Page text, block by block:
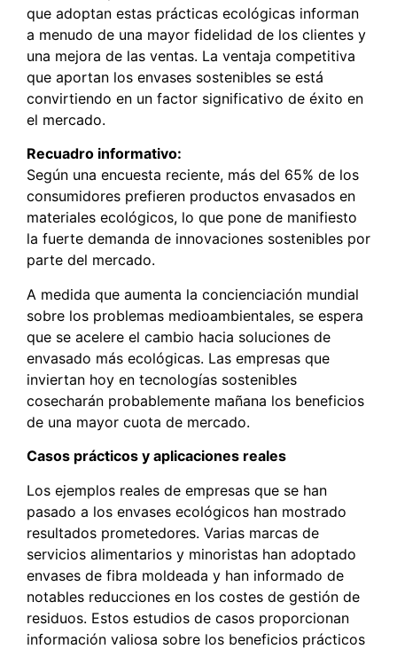
que adoptan estas prácticas ecológicas informan
a menudo de una mayor fidelidad de los clientes y
una mejora de las ventas. La ventaja competitiva
que aportan los envases sostenibles se está
convirtiendo en un factor significativo de éxito en
el mercado.
Recuadro informativo:
Según una encuesta reciente, más del 65% de los
consumidores prefieren productos envasados en
materiales ecológicos, lo que pone de manifiesto
la fuerte demanda de innovaciones sostenibles por
parte del mercado.
A medida que aumenta la concienciación mundial
sobre los problemas medioambientales, se espera
que se acelere el cambio hacia soluciones de
envasado más ecológicas. Las empresas que
inviertan hoy en tecnologías sostenibles
cosecharán probablemente mañana los beneficios
de una mayor cuota de mercado.
Casos prácticos y aplicaciones reales
Los ejemplos reales de empresas que se han
pasado a los envases ecológicos han mostrado
resultados prometedores. Varias marcas de
servicios alimentarios y minoristas han adoptado
envases de fibra moldeada y han informado de
notables reducciones en los costes de gestión de
residuos. Estos estudios de casos proporcionan
información valiosa sobre los beneficios prácticos